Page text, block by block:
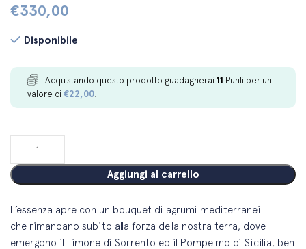
€330,00
Disponibile
Acquistando questo prodotto guadagnerai11 Punti per un
valore di€22,00!
Aggiungi al carrello
L’essenza apre con un bouquet di agrumi mediterranei
che rimandano subito alla forza della nostra terra, dove
emergono il Limone di Sorrento ed il Pompelmo di Sicilia, ben